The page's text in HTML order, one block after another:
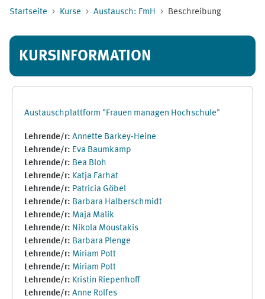
Startseite Kurse Austausch: FmH Beschreibung
KURSINFORMATION
Austauschplattform "Frauen managen Hochschule"
Lehrende/r: Annette Barkey-Heine
Lehrende/r: Eva Baumkamp
Lehrende/r: Bea Bloh
Lehrende/r: Katja Farhat
Lehrende/r: Patricia Göbel
Lehrende/r: Barbara Halberschmidt
Lehrende/r: Maja Malik
Lehrende/r: Nikola Moustakis
Lehrende/r: Barbara Plenge
Lehrende/r: Miriam Pott
Lehrende/r: Miriam Pott
Lehrende/r: Kristin Riepenhoff
Lehrende/r: Anne Rolfes